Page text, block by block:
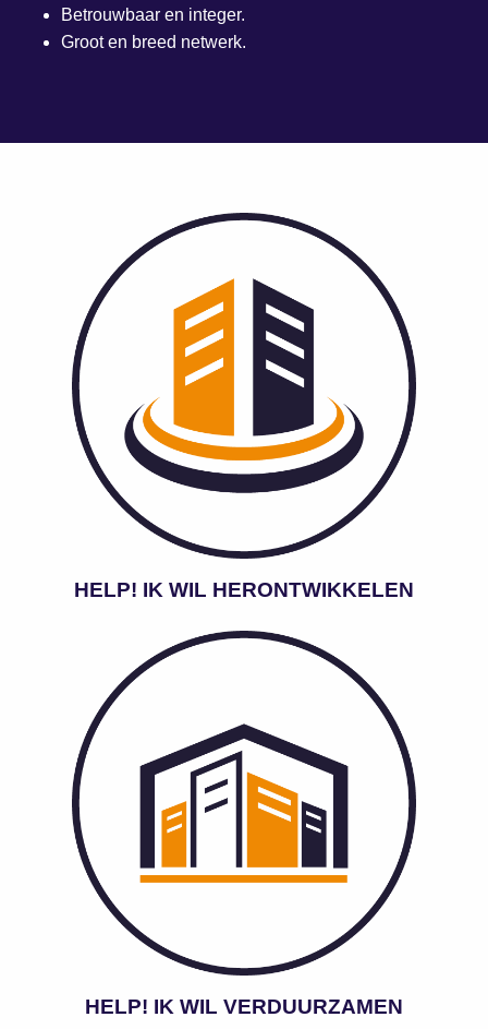
Betrouwbaar en integer.
Groot en breed netwerk.
HELP! IK WIL HERONTWIKKELEN
HELP! IK WIL VERDUURZAMEN